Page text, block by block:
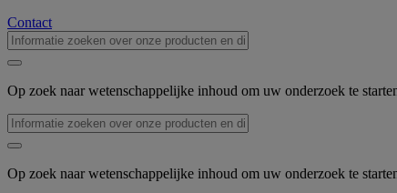
Contact
Op zoek naar wetenschappelijke inhoud om uw onderzoek te
Op zoek naar wetenschappelijke inhoud om uw onderzoek te